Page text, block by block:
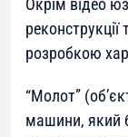
розробкою
“Молот”
машини, який